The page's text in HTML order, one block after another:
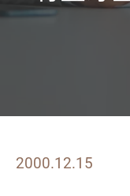
2000.12.15